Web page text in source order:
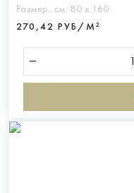
Размер, см: 80 х 160
270,42 РУБ/М²